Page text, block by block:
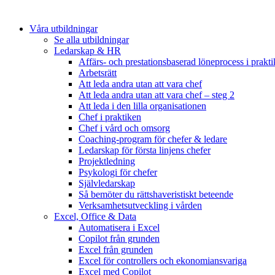
Våra utbildningar
Se alla utbildningar
Ledarskap & HR
Affärs- och prestationsbaserad löneprocess i
Arbetsrätt
Att leda andra utan att vara chef
Att leda andra utan att vara chef – steg 2
Att leda i den lilla organisationen
Chef i praktiken
Chef i vård och omsorg
Coaching-program för chefer & ledare
Ledarskap för första linjens chefer
Projektledning
Psykologi för chefer
Självledarskap
Så bemöter du rättshaveristiskt beteende
Verksamhetsutveckling i vården
Excel, Office & Data
Automatisera i Excel
Copilot från grunden
Excel från grunden
Excel för controllers och ekonomiansvariga
Excel med Copilot